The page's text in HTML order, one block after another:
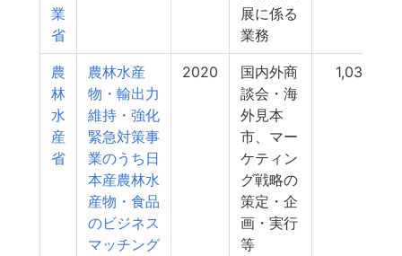
業
省
展に係る
業務
農
林
水
産
省
農林水産
物・輸出力
維持・強化
緊急対策事
業のうち日
本産農林水
産物・食品
のビジネス
マッチング
2020
国内外商
談会・海
外見本
市、マー
ケティン
グ戦略の
策定・企
画・実行
等
1,036